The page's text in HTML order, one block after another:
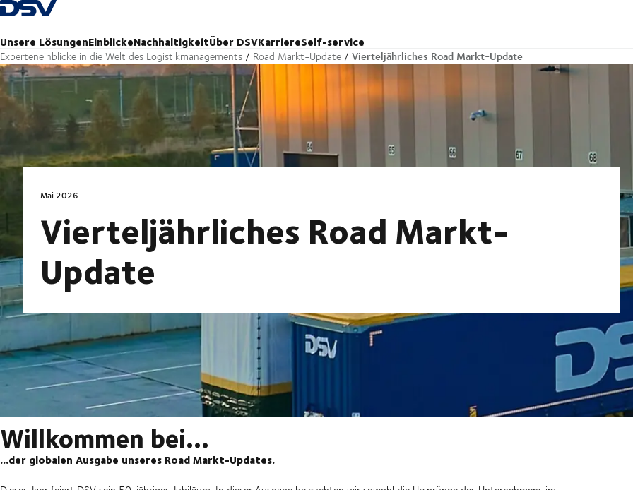
Zurück zur Startseite
Unsere LösungenEinblickeNachhaltigkeitÜber DSVKarriereSelf-service
Experteneinblicke in die Welt des Logistikmanagements Road Markt-Update Vierteljährliches Road Markt-Update
Mai 2026
Vierteljährliches Road Markt-
Update
Willkommen bei…
...der globalen Ausgabe unseres Road Markt-Updates.